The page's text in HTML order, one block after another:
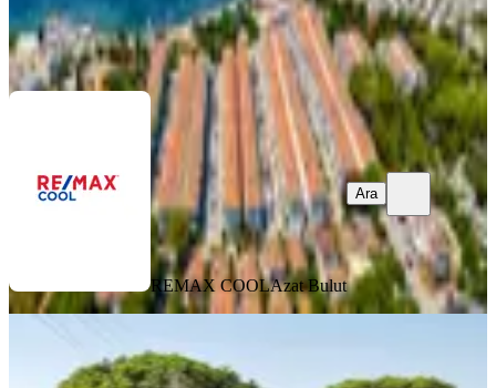
REMAX COOLAzat Bulut
Ara
REMAX COOLAzat Bulut
Ara
Didim Sedefkoy Da Denize 50 Adım
2+1 Daire